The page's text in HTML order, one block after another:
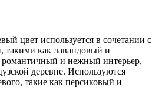
цвет используется в сочетании с
такими как лавандовый и
романтичный и нежный интерьер,
деревне. Используются
такие как персиковый и